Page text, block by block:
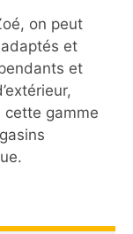
on peut
et
et
gamme